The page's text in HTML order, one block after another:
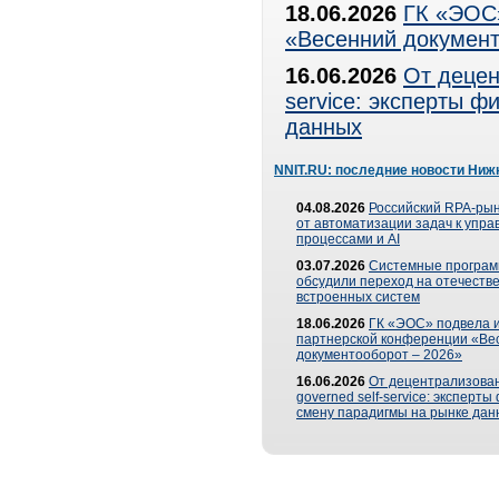
18.06.2026 ГК
«Весенний
16.06.2026 От
service: эксперты
данных
NNIT.RU: последние новости
04.08.2026 Российский RPA-
от автоматизации задач к
процессами и AI
03.07.2026 Системные
обсудили переход на
встроенных систем
18.06.2026 ГК «ЭОС» подвела
партнерской конференции
документооборот – 2026»
16.06.2026 От
governed self-service: эксперты
смену парадигмы на рынке